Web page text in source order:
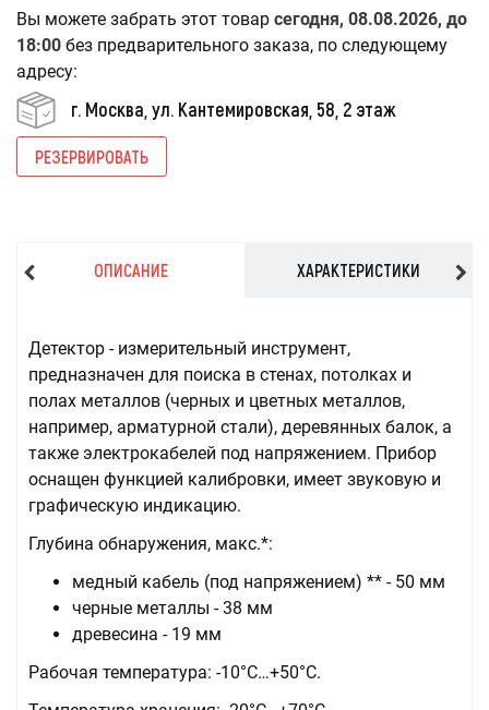
Вы можете забрать этот товар сегодня, 08.08.2026, до
18:00 без предварительного заказа, по следующему
адресу:
г. Москва, ул. Кантемировская, 58, 2 этаж
РЕЗЕРВИРОВАТЬ
ОПИСАНИЕ ХАРАКТЕРИСТИКИ
Детектор - измерительный инструмент,
предназначен для поиска в стенах, потолках и
полах металлов (черных и цветных металлов,
например, арматурной стали), деревянных балок, а
также электрокабелей под напряжением. Прибор
оснащен функцией калибровки, имеет звуковую и
графическую индикацию.
Глубина обнаружения, макс.*:
медный кабель (под напряжением) ** - 50 мм
черные металлы - 38 мм
древесина - 19 мм
Рабочая температура: -10°C…+50°C.